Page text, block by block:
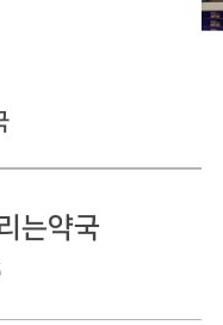
는약국